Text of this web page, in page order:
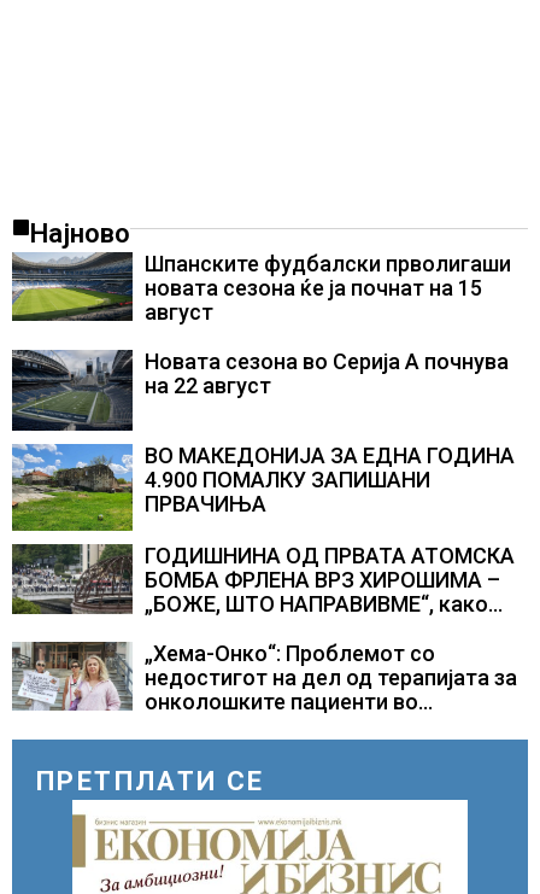
Најново
Шпанските фудбалски прволигаши
новата сезона ќе ја почнат на 15
август
Новата сезона во Серија А почнува
на 22 август
ВО МАКЕДОНИЈА ЗА ЕДНА ГОДИНА
4.900 ПОМАЛКУ ЗАПИШАНИ
ПРВАЧИЊА
ГОДИШНИНА ОД ПРВАТА АТОМСКА
БОМБА ФРЛЕНА ВРЗ ХИРОШИМА –
„БОЖЕ, ШТО НАПРАВИВМЕ“, како
Геј“ и учесниците во
бомбардирањето го доживуваа овој
настан што го промени текот на
„Хема-Онко“: Проблемот со
недостигот на дел од терапијата за
онколошките пациенти во
ПРЕТПЛАТИ СЕ